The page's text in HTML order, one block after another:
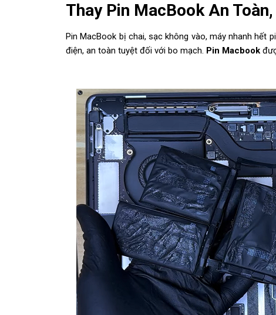
Thay Pin MacBook An
Pin MacBook bị chai, sạc không vào, máy nhanh hết
điện, an toàn tuyệt đối với bo mạch. Pin Macbook